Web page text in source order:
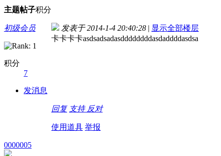
主题帖子积分
初级会员
积分
7
发消息
发表于 2014-1-4 20:40:28 | 显示全部楼层
卡卡卡卡asdsadsadasddddddddasdaddddasdsa
回复 支持 反对
使用道具 举报
0000005